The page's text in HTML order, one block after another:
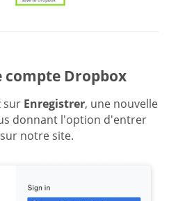
compte Dropbox
sur Enregistrer, une nouvelle
donnant l'option d'entrer
notre site.